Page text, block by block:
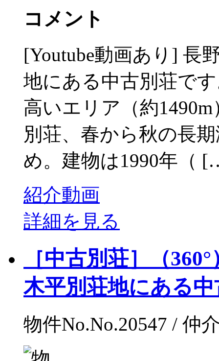
コメント
[Youtube動画あり] 長
地にある中古別荘で
高いエリア（約
別荘、春から秋の長
め。建物は1990年（
紹介動画
詳細を見る
［中古別荘］（
木平別荘地にある中
物件No.No.20547 / 仲